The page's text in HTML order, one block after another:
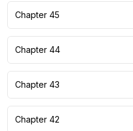
Chapter 45
Chapter 44
Chapter 43
Chapter 42